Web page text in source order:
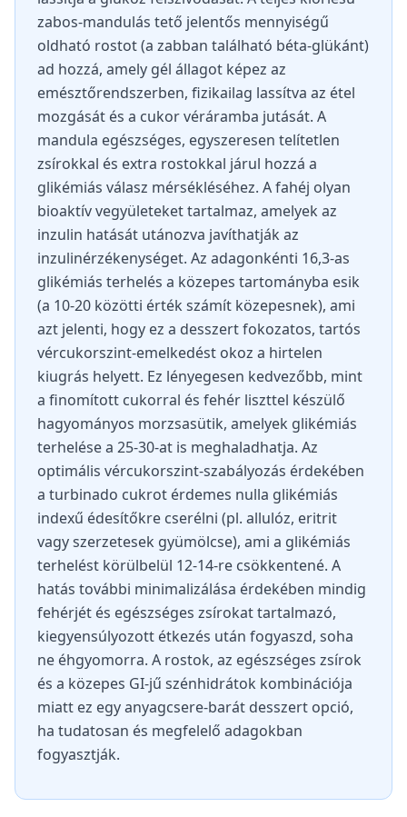
zabos-mandulás tető jelentős mennyiségű
oldható rostot (a zabban található béta-glükánt)
ad hozzá, amely gél állagot képez az
emésztőrendszerben, fizikailag lassítva az étel
mozgását és a cukor véráramba jutását. A
mandula egészséges, egyszeresen telítetlen
zsírokkal és extra rostokkal járul hozzá a
glikémiás válasz mérsékléséhez. A fahéj olyan
bioaktív vegyületeket tartalmaz, amelyek az
inzulin hatását utánozva javíthatják az
inzulinérzékenységet. Az adagonkénti 16,3-as
glikémiás terhelés a közepes tartományba esik
(a 10-20 közötti érték számít közepesnek), ami
azt jelenti, hogy ez a desszert fokozatos, tartós
vércukorszint-emelkedést okoz a hirtelen
kiugrás helyett. Ez lényegesen kedvezőbb, mint
a finomított cukorral és fehér liszttel készülő
hagyományos morzsasütik, amelyek glikémiás
terhelése a 25-30-at is meghaladhatja. Az
optimális vércukorszint-szabályozás érdekében
a turbinado cukrot érdemes nulla glikémiás
indexű édesítőkre cserélni (pl. allulóz, eritrit
vagy szerzetesek gyümölcse), ami a glikémiás
terhelést körülbelül 12-14-re csökkentené. A
hatás további minimalizálása érdekében mindig
fehérjét és egészséges zsírokat tartalmazó,
kiegyensúlyozott étkezés után fogyaszd, soha
ne éhgyomorra. A rostok, az egészséges zsírok
és a közepes GI-jű szénhidrátok kombinációja
miatt ez egy anyagcsere-barát desszert opció,
ha tudatosan és megfelelő adagokban
fogyasztják.